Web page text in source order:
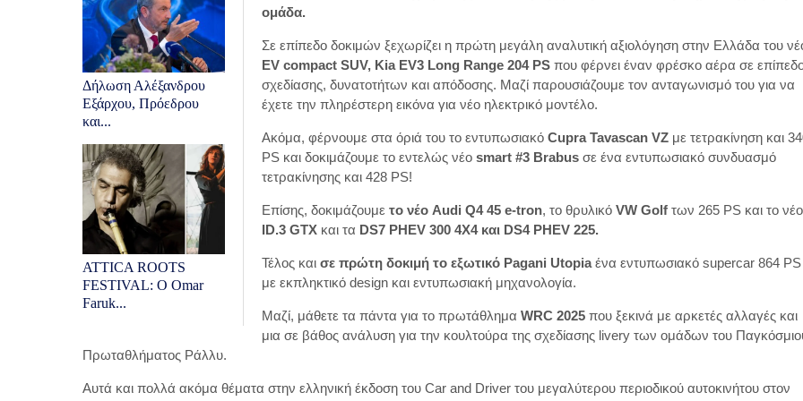
Δήλωση Αλέξανδρου
Εξάρχου, Πρόεδρου
και...
ATTICA ROOTS
FESTIVAL: Ο Omar
Faruk...
ομάδα.
Σε επίπεδο δοκιμών ξεχωρίζει η πρώτη μεγάλη αναλυτική αξιολόγηση στην Ελλάδα του
EV compact SUV, Kia EV3 Long Range 204 PS που φέρνει έναν φρέσκο αέρα σε
σχεδίασης, δυνατοτήτων και απόδοσης. Μαζί παρουσιάζουμε τον ανταγωνισμό του για να
έχετε την πληρέστερη εικόνα για νέο ηλεκτρικό μοντέλο.
Ακόμα, φέρνουμε στα όριά του το εντυπωσιακό Cupra Tavascan VZ με τετρακίνηση και
PS και δοκιμάζουμε το εντελώς νέο smart #3 Brabus σε ένα εντυπωσιακό συνδυασμό
τετρακίνησης και 428 PS!
Επίσης, δοκιμάζουμε το νέο Audi Q4 45 e-tron, το θρυλικό VW Golf των 265 PS και το νέο
ID.3 GTX και τα DS7 PHEV 300 4X4 και DS4 PHEV 225.
Τέλος και σε πρώτη δοκιμή το εξωτικό Pagani Utopiaένα εντυπωσιακό supercar 864 PS
με εκπληκτικό design και εντυπωσιακή μηχανολογία.
Μαζί, μάθετε τα πάντα για το πρωτάθλημα WRC 2025 που ξεκινά με αρκετές αλλαγές και
μια σε βάθος ανάλυση για την κουλτούρα της σχεδίασης livery των ομάδων του
Πρωταθλήματος Ράλλυ.
Αυτά και πολλά ακόμα θέματα στην ελληνική έκδοση του Car and Driver του μεγαλύτερου περιοδικού αυτοκινήτου στον